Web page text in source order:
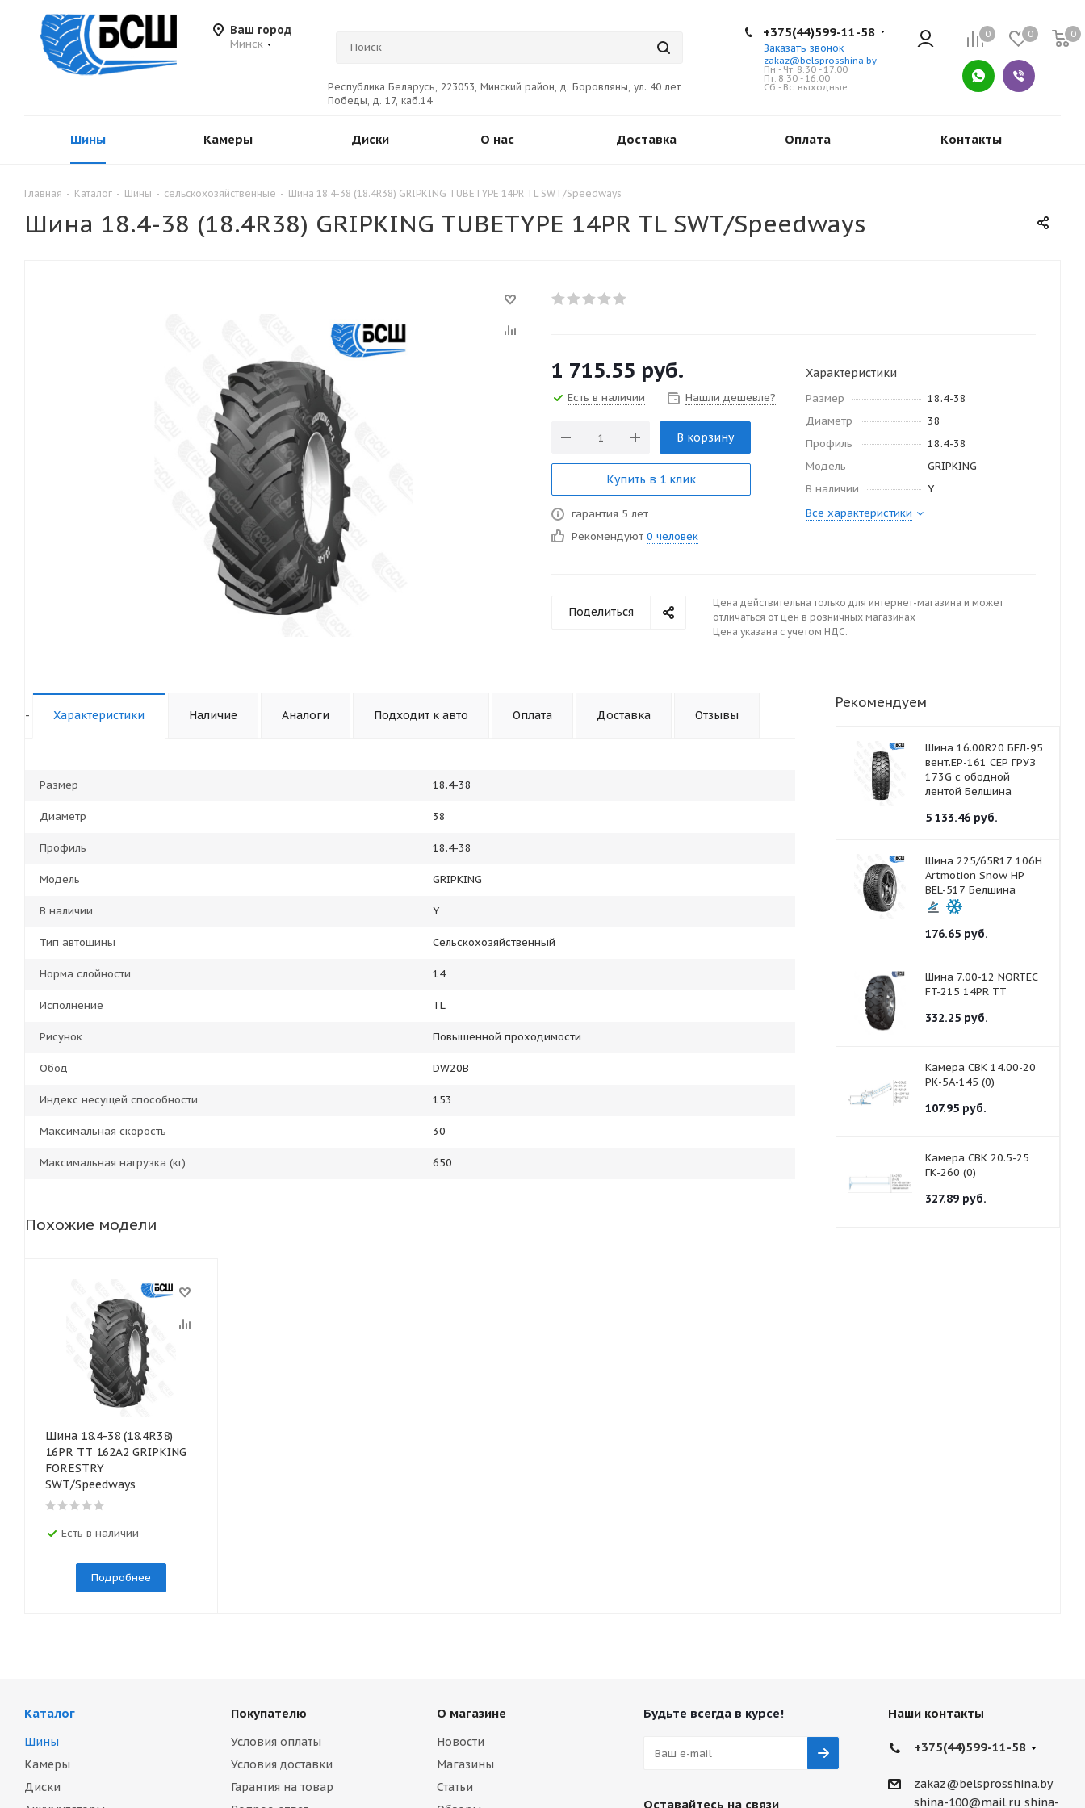
Ваш город
Минск
Республика Беларусь, 223053, Минский район, д. Боровляны, ул. 40 лет
Победы, д. 17, каб.14
0 0 0
+375(44)599-11-58
Заказать звонок
zakaz@belsprosshina.by
Пн - Чт: 8.30 - 17.00
Пт: 8.30 - 16.00
Сб - Вс: выходные
Шины Камеры Диски О нас Доставка Оплата Контакты
Главная - Каталог - Шины - сельскохозяйственные - Шина 18.4-38 (18.4R38) GRIPKING TUBETYPE 14PR TL SWT/Speedways
Шина 18.4-38 (18.4R38) GRIPKING TUBETYPE 14PR TL SWT/Speedways
1 715.55 руб.
Есть в наличии Нашли дешевле?
В корзину
Купить в 1 клик
гарантия 5 лет
Рекомендуют 0 человек
Характеристики
Размер
18.4-38
Диаметр
38
Профиль
18.4-38
Модель
GRIPKING
В наличии
Y
Все характеристики
Поделиться
Цена действительна только для интернет-магазина и может
отличаться от цен в розничных магазинах
Цена указана с учетом НДС.
- Характеристики Наличие Аналоги Подходит к авто Оплата Доставка Отзывы
Размер 18.4-38
Диаметр 38
Профиль 18.4-38
Модель GRIPKING
В наличии Y
Тип автошины Сельскохозяйственный
Норма слойности 14
Исполнение TL
Рисунок Повышенной проходимости
Обод DW20B
Индекс несущей способности 153
Максимальная скорость 30
Максимальная нагрузка (кг) 650
Похожие модели
Шина 18.4-38 (18.4R38)
16PR TT 162A2 GRIPKING
FORESTRY
SWT/Speedways
Есть в наличии
Подробнее
Рекомендуем
Шина 16.00R20 БЕЛ-95
вент.ЕР-161 СЕР ГРУЗ
173G с ободной
лентой Белшина
5 133.46 руб.
Шина 225/65R17 106H
Artmotion Snow HP
BEL-517 Белшина
176.65 руб.
Шина 7.00-12 NORTEC
FT-215 14PR ТТ
332.25 руб.
Камера СВК 14.00-20
РК-5А-145 (0)
107.95 руб.
Камера СВК 20.5-25
ГК-260 (0)
327.89 руб.
Каталог
Шины
Камеры
Диски
Покупателю
Условия оплаты
Условия доставки
Гарантия на товар
О магазине
Новости
Магазины
Статьи
Будьте всегда в курсе!
Оставайтесь на связи
Наши контакты
+375(44)599-11-58
zakaz@belsprosshina.by
shina-100@mail.ru shina-